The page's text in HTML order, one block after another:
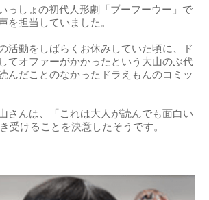
っしょの初代人形劇「ブーフーウー」で
を担当していました。
活動をしばらくお休みしていた頃に、ド
てオファーがかかったという大山のぶ代
んだことのなかったドラえもんのコミッ
さんは、「これは大人が読んでも面白い
受けることを決意したそうです。